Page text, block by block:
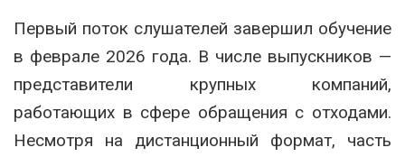
Первый поток слушателей завершил обучение
в феврале 2026 года. В числе выпускников —
представители крупных компаний,
работающих в сфере обращения с отходами.
Несмотря на дистанционный формат, часть